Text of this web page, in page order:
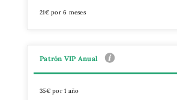
21€ por 6 meses
Patrón VIP Anual
35€ por 1 año